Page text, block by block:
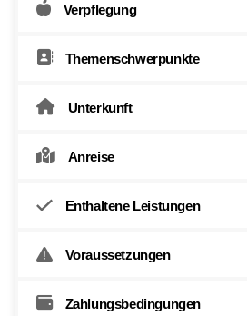
Verpflegung
Themenschwerpunkte
Unterkunft
Anreise
Enthaltene Leistungen
Voraussetzungen
Zahlungsbedingungen